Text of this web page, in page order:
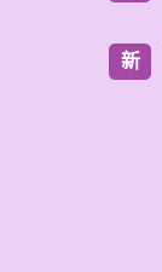
新